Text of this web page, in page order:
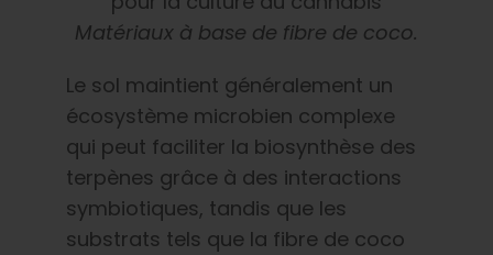
Matériaux à base de fibre de coco.
Le sol maintient généralement un
écosystème microbien complexe
qui peut faciliter la biosynthèse des
terpènes grâce à des interactions
symbiotiques, tandis que les
substrats tels que la fibre de coco